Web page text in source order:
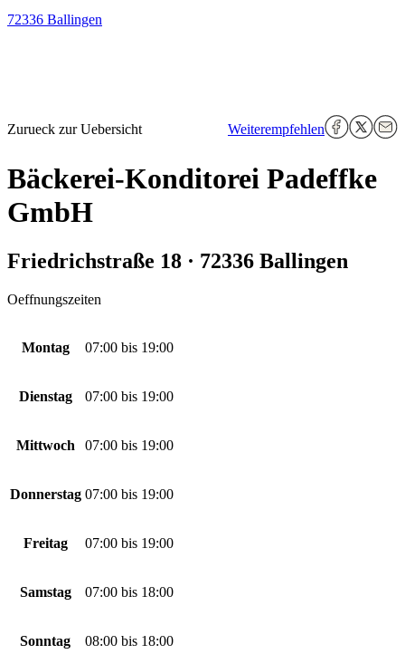
72336 Ballingen
Zurueck zur Uebersicht Weiterempfehlen
Bäckerei-Konditorei Padeffke
GmbH
Friedrichstraße 18 · 72336 Ballingen
Oeffnungszeiten
Montag 07:00 bis 19:00
Dienstag 07:00 bis 19:00
Mittwoch 07:00 bis 19:00
Donnerstag 07:00 bis 19:00
Freitag 07:00 bis 19:00
Samstag 07:00 bis 18:00
Sonntag 08:00 bis 18:00